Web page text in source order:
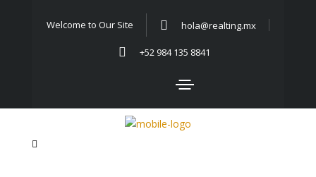
Welcome to Our Site hola@realting.mx
+52 984 135 8841